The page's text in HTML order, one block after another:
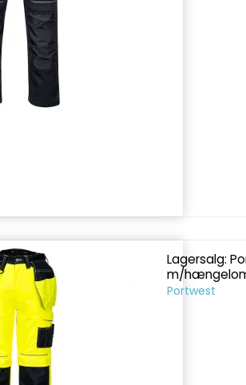
Lagersalg:
m/
Portwest